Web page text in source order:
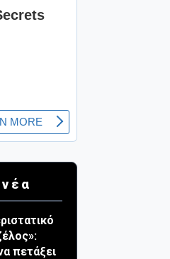
πετάξει